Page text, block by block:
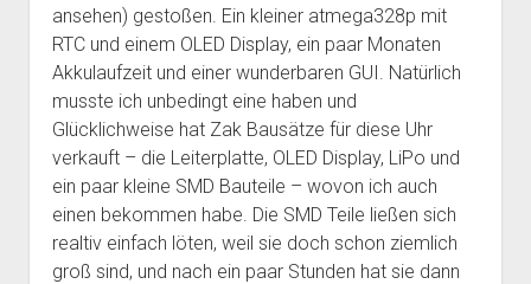
ansehen) gestoßen. Ein kleiner atmega328p mit
RTC und einem OLED Display, ein paar Monaten
Akkulaufzeit und einer wunderbaren GUI. Natürlich
musste ich unbedingt eine haben und
Glücklichweise hat Zak Bausätze für diese Uhr
verkauft – die Leiterplatte, OLED Display, LiPo und
ein paar kleine SMD Bauteile – wovon ich auch
einen bekommen habe. Die SMD Teile ließen sich
realtiv einfach löten, weil sie doch schon ziemlich
groß sind, und nach ein paar Stunden hat sie dann